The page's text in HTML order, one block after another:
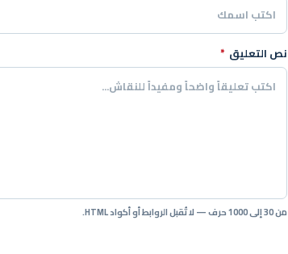
نص التعليق *
من 30 إلى 1000 حرف — لا تُقبل الروابط أو أكواد HTML.